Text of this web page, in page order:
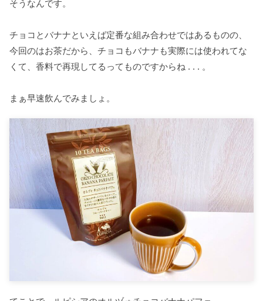
そうなんです。
チョコとバナナといえば定番な組み合わせではあるものの、
今回のはお茶だから、チョコもバナナも実際には使われてな
くて、香料で再現してるってものですからね . . . 。
まぁ早速飲んでみましょ。